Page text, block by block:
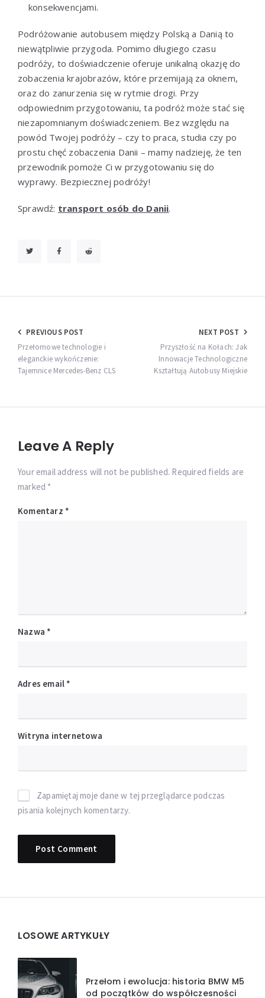
konsekwencjami.
Podróżowanie autobusem między Polską a Danią to
niewątpliwie przygoda. Pomimo długiego czasu
podróży, to doświadczenie oferuje unikalną okazję do
zobaczenia krajobrazów, które przemijają za oknem,
oraz do zanurzenia się w rytmie drogi. Przy
odpowiednim przygotowaniu, ta podróż może stać się
niezapomnianym doświadczeniem. Bez względu na
powód Twojej podróży – czy to praca, studia czy po
prostu chęć zobaczenia Danii – mamy nadzieję, że ten
przewodnik pomoże Ci w przygotowaniu się do
wyprawy. Bezpiecznej podróży!
Sprawdź: transport osób do Danii.
Nawigacja
wpisu
PREVIOUS POST
Przełomowe technologie i
eleganckie wykończenie:
Tajemnice Mercedes-Benz CLS
NEXT POST
Przyszłość na Kołach: Jak
Innowacje Technologiczne
Kształtują Autobusy Miejskie
Leave A Reply
Your email address will not be published. Required fields are
marked *
Komentarz *
Nazwa *
Adres email *
Witryna internetowa
Zapamiętaj moje dane w tej przeglądarce podczas
pisania kolejnych komentarzy.
Widgets
LOSOWE ARTYKUŁY
Przełom i ewolucja: historia BMW M5
od początków do współczesności